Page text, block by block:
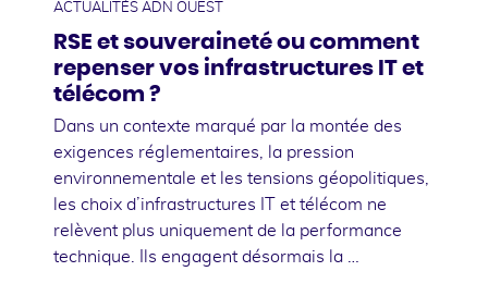
ACTUALITÉS ADN OUEST
RSE et souveraineté ou comment
repenser vos infrastructures IT et
télécom ?
Dans un contexte marqué par la montée des
exigences réglementaires, la pression
environnementale et les tensions géopolitiques,
les choix d’infrastructures IT et télécom ne
relèvent plus uniquement de la performance
technique. Ils engagent désormais la …